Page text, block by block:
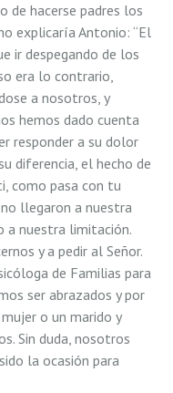
de hacerse padres los
explicaría Antonio: “El
ir despegando de los
era lo contrario,
a nosotros, y
hemos dado cuenta
responder a su dolor
diferencia, el hecho de
como pasa con tu
llegaron a nuestra
a nuestra limitación.
y a pedir al Señor.
de Familias para
ser abrazados y por
o un marido y
Sin duda, nosotros
la ocasión para